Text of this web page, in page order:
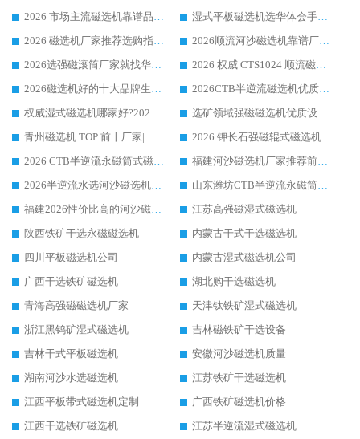
2026 市场主流磁选机靠谱品牌推荐 案例厂家华体会手机网页版-华体会(中国) 大众倾心之选
湿式平板磁选机选华体会手机网页版-华体会(中国) _2026靠谱厂家收获各地客户良好评价
2026 磁选机厂家推荐选购指南，实地走访参考华体会手机网页版-华体会(中国) 合作口碑表现
2026顺流河沙磁选机靠谱厂家推荐 华体会手机网页版-华体会(中国) 实力口碑精选
2026选强磁滚筒厂家就找华体会手机网页版-华体会(中国) _口碑过硬用料扎实_性价比优势突出
2026 权威 CTS1024 顺流磁选机精选生产厂家优质设备推荐
2026磁选机好的十大品牌生产厂家排名|华体会手机网页版-华体会(中国) 凭实力入磅
2026CTB半逆流磁选机优质厂家推荐：华体会手机网页版-华体会(中国) ，行业标杆生产厂家
权威湿式磁选机哪家好?2026 实测榜单出炉，潍坊华体会手机网页版-华体会(中国) 大厂实力领跑
选矿领域强磁磁选机优质设备推荐榜 TOP1：潍坊华体会手机网页版-华体会(中国) 凭实力出圈
青州磁选机 TOP 前十厂家|靠谱品牌怎么选?潍坊华体会手机网页版-华体会(中国) 实力出圈
2026 钾长石强磁辊式磁选机靠谱厂家 TOP 榜：潍坊华体会手机网页版-华体会(中国) 凭硬核实力领跑行业
2026 CTB半逆流永磁筒式磁选机厂家如何选择，选华体会手机网页版-华体会(中国) 原因，硬核实测不踩坑指南
福建河沙磁选机厂家推荐前三，华体会手机网页版-华体会(中国) 磁选机解锁资源利用新路径
2026半逆流水选河沙磁选机生产厂家：解锁河沙分选高效新路径
山东潍坊CTB半逆流永磁筒式河沙磁选机生产厂家如何高效除铁提纯
福建2026性价比高的河沙磁选机生产厂家工作原理(通俗 + 专业双版，适配产品文案/介绍使用)
江苏高强磁湿式磁选机
陕西铁矿干选永磁磁选机
内蒙古干式干选磁选机
四川平板磁选机公司
内蒙古湿式磁选机公司
广西干选铁矿磁选机
湖北购干选磁选机
青海高强磁磁选机厂家
天津钛铁矿湿式磁选机
浙江黑钨矿湿式磁选机
吉林磁铁矿干选设备
吉林干式平板磁选机
安徽河沙磁选机质量
湖南河沙水选磁选机
江苏铁矿干选磁选机
江西平板带式磁选机定制
广西铁矿磁选机价格
江西干选铁矿磁选机
江苏半逆流湿式磁选机